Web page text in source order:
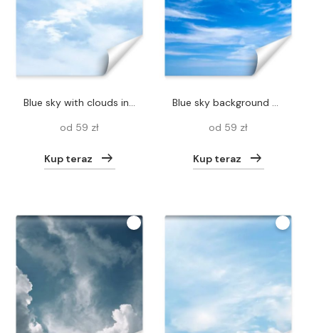
blue sky with clouds in summertime
od 59 zł
Kup teraz
blue sky background with tiny clouds
od 59 zł
Kup teraz